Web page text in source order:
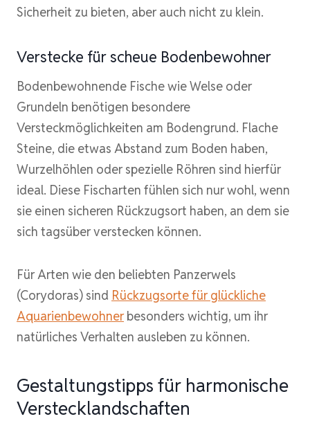
Sicherheit zu bieten, aber auch nicht zu klein.
Verstecke für scheue Bodenbewohner
Bodenbewohnende Fische wie Welse oder
Grundeln benötigen besondere
Versteckmöglichkeiten am Bodengrund. Flache
Steine, die etwas Abstand zum Boden haben,
Wurzelhöhlen oder spezielle Röhren sind hierfür
ideal. Diese Fischarten fühlen sich nur wohl, wenn
sie einen sicheren Rückzugsort haben, an dem sie
sich tagsüber verstecken können.
Für Arten wie den beliebten Panzerwels
(Corydoras) sind Rückzugsorte für glückliche
Aquarienbewohnerbesonders wichtig, um ihr
natürliches Verhalten ausleben zu können.
Gestaltungstipps für harmonische
Verstecklandschaften